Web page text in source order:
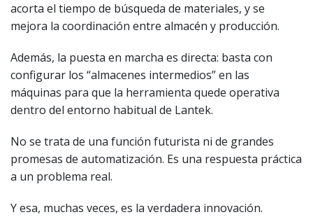
acorta el tiempo de búsqueda de materiales, y se
mejora la coordinación entre almacén y producción.
Además, la puesta en marcha es directa: basta con
configurar los “almacenes intermedios” en las
máquinas para que la herramienta quede operativa
dentro del entorno habitual de Lantek.
No se trata de una función futurista ni de grandes
promesas de automatización. Es una respuesta práctica
a un problema real.
Y esa, muchas veces, es la verdadera innovación.